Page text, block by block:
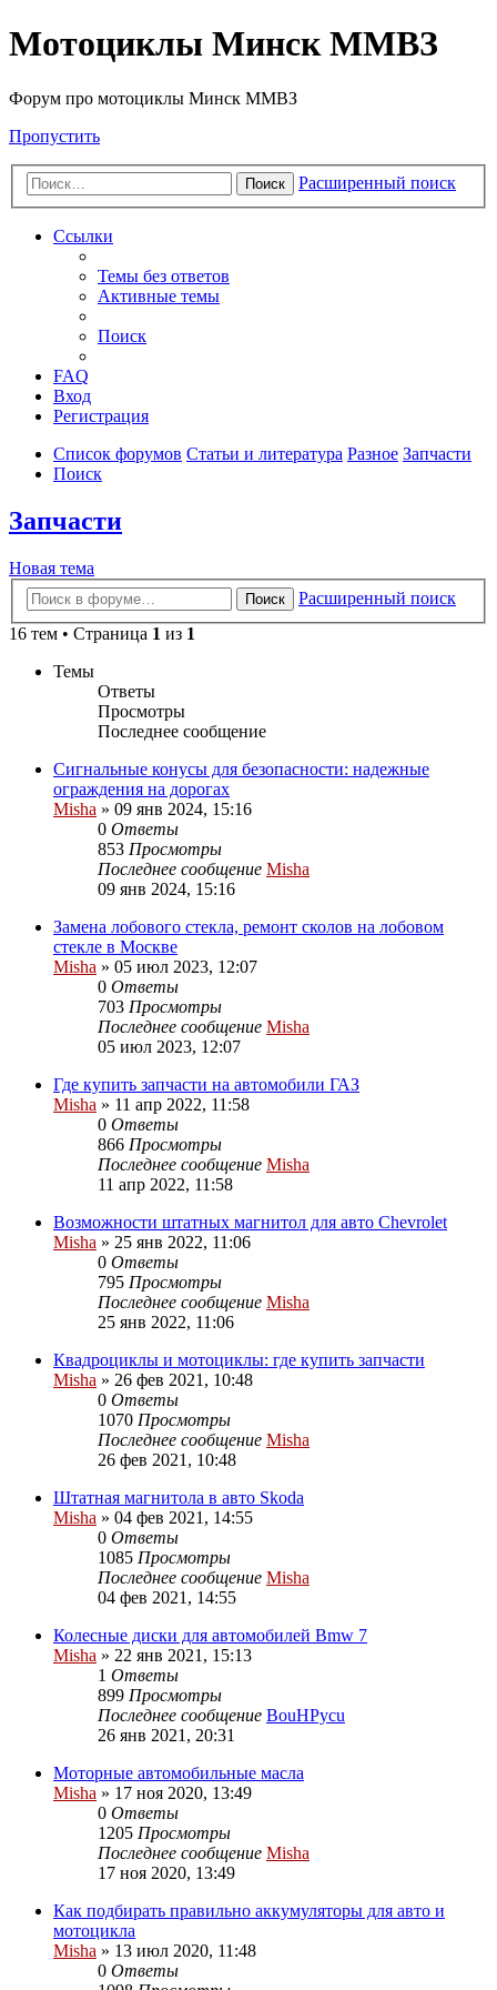
Мотоциклы Минск ММВЗ
Форум про мотоциклы Минск ММВЗ
Пропустить
Поиск Расширенный поиск
Ссылки
Темы без ответов
Активные темы
Поиск
FAQ
Вход
Регистрация
Список форумов Статьи и литература Разное Запчасти
Поиск
Запчасти
Новая тема
Поиск
Расширенный поиск
16 тем • Страница 1 из 1
Темы
Ответы
Просмотры
Последнее сообщение
Сигнальные конусы для безопасности: надежные
ограждения на дорогах
Misha » 09 янв 2024, 15:16
0 Ответы
853 Просмотры
Последнее сообщение Misha
09 янв 2024, 15:16
Замена лобового стекла, ремонт сколов на лобовом
стекле в Москве
Misha » 05 июл 2023, 12:07
0 Ответы
703 Просмотры
Последнее сообщение Misha
05 июл 2023, 12:07
Где купить запчасти на автомобили ГАЗ
Misha » 11 апр 2022, 11:58
0 Ответы
866 Просмотры
Последнее сообщение Misha
11 апр 2022, 11:58
Возможности штатных магнитол для авто Chevrolet
Misha » 25 янв 2022, 11:06
0 Ответы
795 Просмотры
Последнее сообщение Misha
25 янв 2022, 11:06
Квадроциклы и мотоциклы: где купить запчасти
Misha » 26 фев 2021, 10:48
0 Ответы
1070 Просмотры
Последнее сообщение Misha
26 фев 2021, 10:48
Штатная магнитола в авто Skoda
Misha » 04 фев 2021, 14:55
0 Ответы
1085 Просмотры
Последнее сообщение Misha
04 фев 2021, 14:55
Колесные диски для автомобилей Bmw 7
Misha » 22 янв 2021, 15:13
1 Ответы
899 Просмотры
Последнее сообщение BouHPycu
26 янв 2021, 20:31
Моторные автомобильные масла
Misha » 17 ноя 2020, 13:49
0 Ответы
1205 Просмотры
Последнее сообщение Misha
17 ноя 2020, 13:49
Как подбирать правильно аккумуляторы для авто и
мотоцикла
Misha » 13 июл 2020, 11:48
0 Ответы